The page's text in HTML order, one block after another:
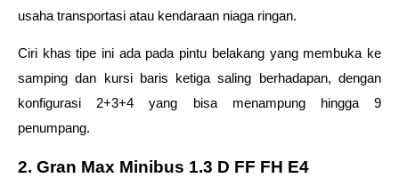
usaha transportasi atau kendaraan niaga ringan.
Ciri khas tipe ini ada pada pintu belakang yang membuka ke
samping dan kursi baris ketiga saling berhadapan, dengan
konfigurasi 2+3+4 yang bisa menampung hingga 9
penumpang.
2. Gran Max Minibus 1.3 D FF FH E4